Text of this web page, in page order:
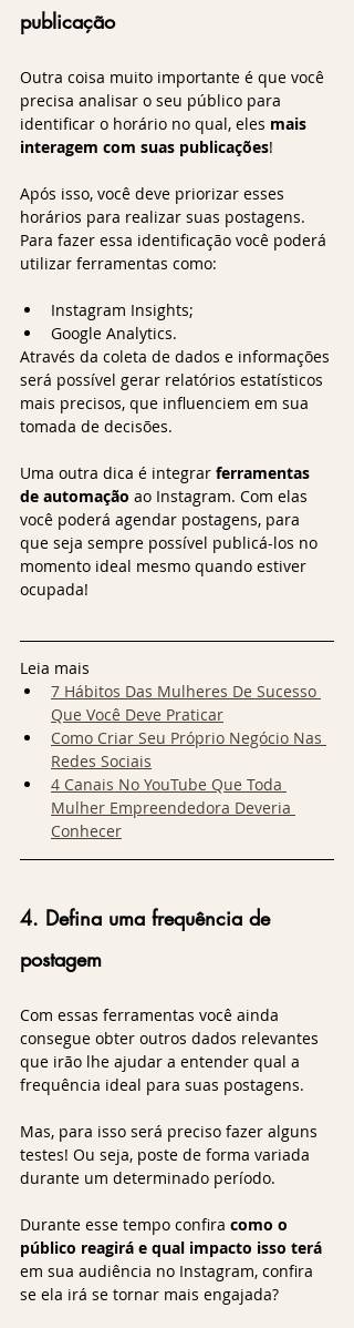
publicação
Outra coisa muito importante é que você
precisa analisar o seu público para
identificar o horário no qual, eles mais
interagem com suas publicações!
Após isso, você deve priorizar esses
horários para realizar suas postagens.
Para fazer essa identificação você poderá
utilizar ferramentas como:
Instagram Insights;
Google Analytics.
Através da coleta de dados e informações
será possível gerar relatórios estatísticos
mais precisos, que influenciem em sua
tomada de decisões.
Uma outra dica é integrar ferramentas
de automação ao Instagram. Com elas
você poderá agendar postagens, para
que seja sempre possível publicá-los no
momento ideal mesmo quando estiver
ocupada!
Leia mais
7 Hábitos Das Mulheres De Sucesso
Que Você Deve Praticar
Como Criar Seu Próprio Negócio Nas
Redes Sociais
4 Canais No YouTube Que Toda
Mulher Empreendedora Deveria
Conhecer
4. Defina uma frequência de
postagem
Com essas ferramentas você ainda
consegue obter outros dados relevantes
que irão lhe ajudar a entender qual a
frequência ideal para suas postagens.
Mas, para isso será preciso fazer alguns
testes! Ou seja, poste de forma variada
durante um determinado período.
Durante esse tempo confira como o
público reagirá e qual impacto isso terá
em sua audiência no Instagram, confira
se ela irá se tornar mais engajada?